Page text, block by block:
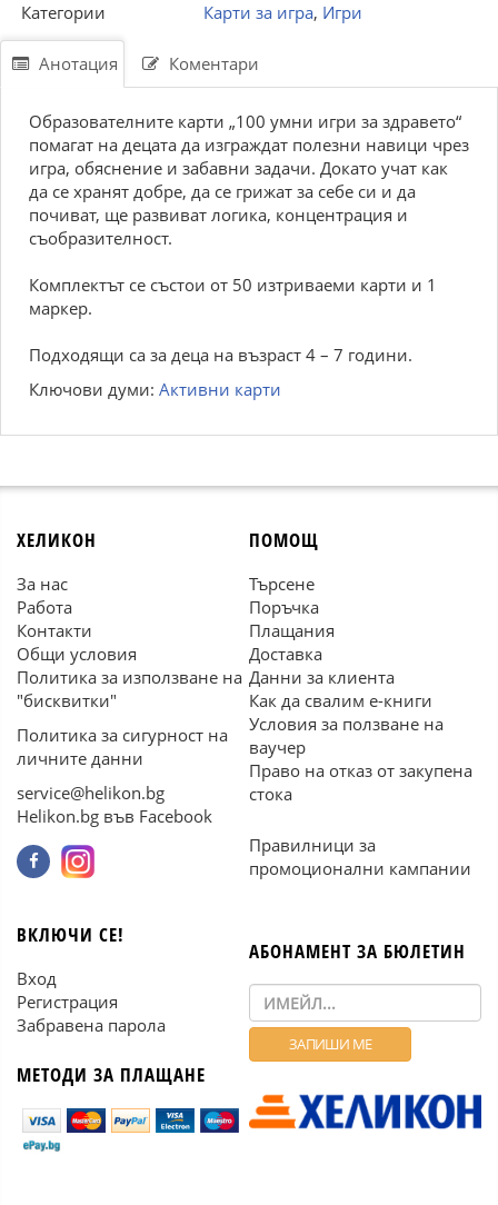
Категории
Карти за игра, Игри
Анотация Коментари
Образователните карти „100 умни игри за здравето“
помагат на децата да изграждат полезни навици чрез
игра, обяснение и забавни задачи. Докато учат как
да се хранят добре, да се грижат за себе си и да
почиват, ще развиват логика, концентрация и
съобразителност.
Комплектът се състои от 50 изтриваеми карти и 1
маркер.
Подходящи са за деца на възраст 4 – 7 години.
Ключови думи: Активни карти
ХЕЛИКОН
За нас
Работа
Контакти
Общи условия
Политика за използване на
"бисквитки"
Политика за сигурност на
личните данни
service@helikon.bg
Helikon.bg във Facebook
ПОМОЩ
Търсене
Поръчка
Плащания
Доставка
Данни за клиента
Как да свалим е-книги
Условия за ползване на
ваучер
Право на отказ от закупена
стока
Правилници за
промоционални кампании
ВКЛЮЧИ СЕ!
Вход
Регистрация
Забравена парола
МЕТОДИ ЗА ПЛАЩАНЕ
АБОНАМЕНТ ЗА БЮЛЕТИН